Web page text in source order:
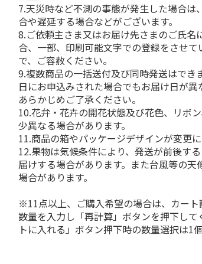
7.天災時など不測の事態が発生した場合は
合や遅延する場合などがございます。
8.ご依頼主さま又はお届け先さまのご氏名
合、一部、印刷可能文字での登録をさせ
で、ご容赦ください。
9.複数商品の一括送付及び同時発送はでき
日にお申込みされた場合でもお届け日が異
あらかじめご了承ください。
10.花弁・花卉の開花状態及び花色、リボ
少異なる場合があります。
11.商品の箱やパッケージデザインが変更に
12.果物は気候条件により、発送が前後す
届けする場合があります。また台風等の天
場合があります。
※11点以上、ご購入希望の場合は、カー
数量を入力し「再計算」ボタンを押下し
トに入れる」ボタン押下時の数量選択は1